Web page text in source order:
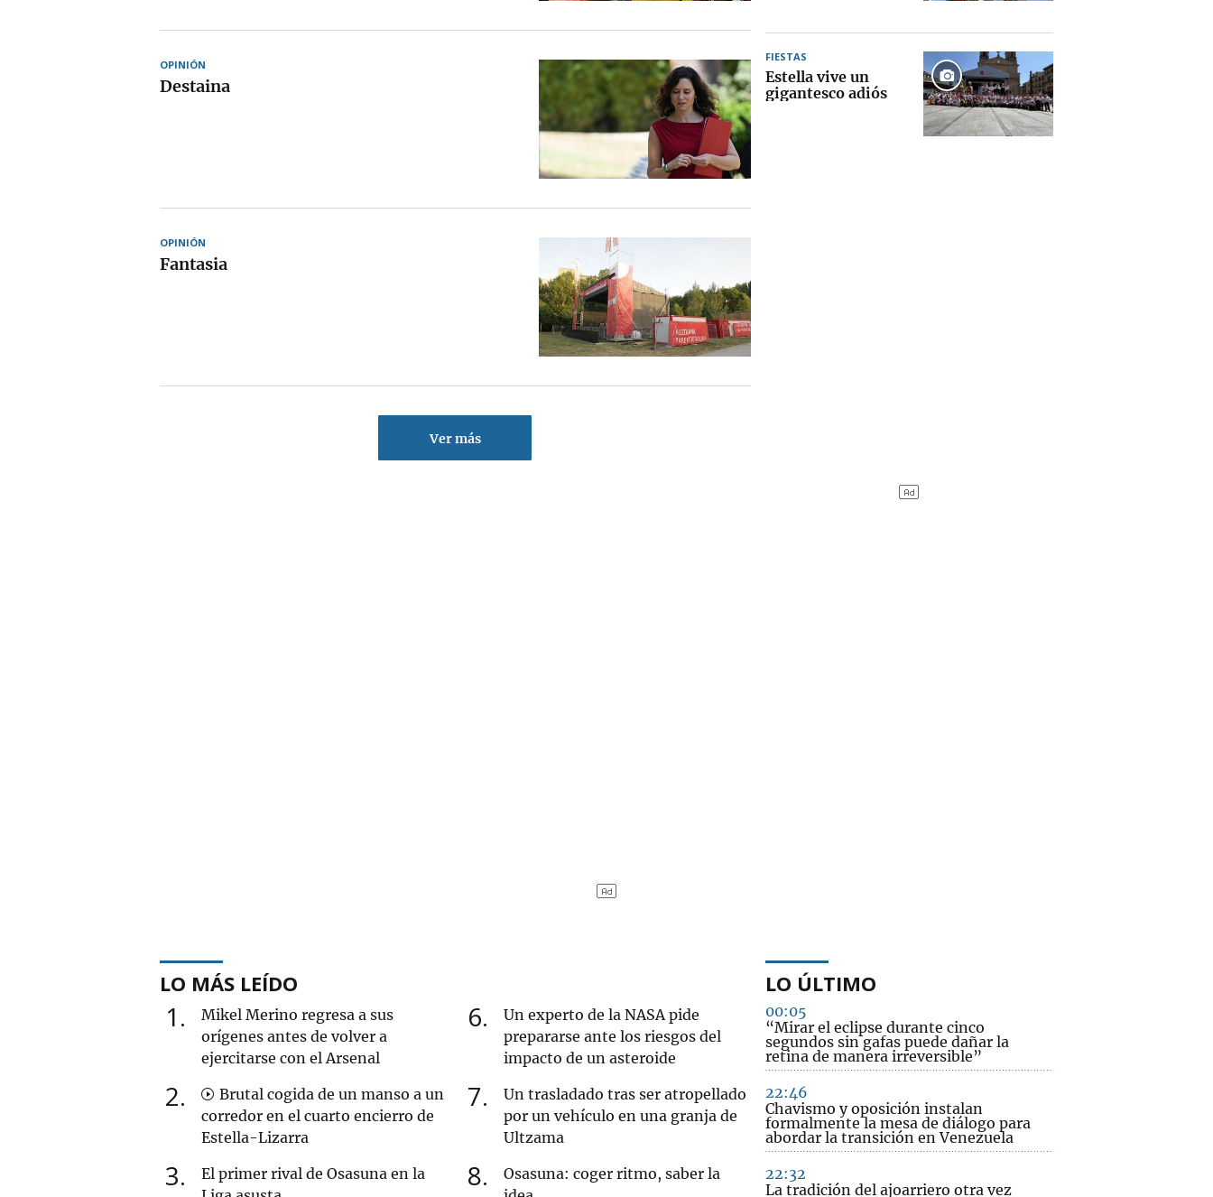
OPINIÓN
Destaina
OPINIÓN
Fantasia
Ver más
FIESTAS
Estella vive un
gigantesco adiós
LO MÁS LEÍDO
1
Mikel Merino regresa a sus
orígenes antes de volver a
ejercitarse con el Arsenal
2
Brutal cogida de un manso a un
corredor en el cuarto encierro de
Estella-Lizarra
3
El primer rival de Osasuna en la
6
Un experto de la NASA pide
prepararse ante los riesgos del
impacto de un asteroide
7
Un trasladado tras ser atropellado
por un vehículo en una granja de
Ultzama
8
Osasuna: coger ritmo, saber la
LO ÚLTIMO
00:05
“Mirar el eclipse durante cinco
segundos sin gafas puede dañar la
retina de manera irreversible”
22:46
Chavismo y oposición instalan
formalmente la mesa de diálogo para
abordar la transición en Venezuela
22:32
La tradición del ajoarriero otra vez